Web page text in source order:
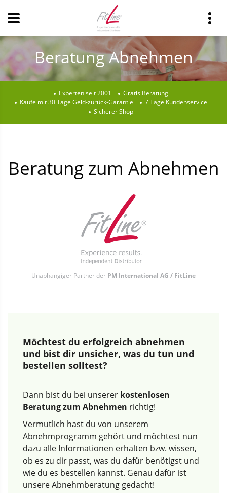
Beratung Abnehmen
Experten seit 2001
Gratis Beratung
Kaufe mit 30 Tage Geld-zurück-Garantie
7 Tage Kundenservice
Sicherer Shop
Beratung zum Abnehmen
Unabhängiger Partner der PM International AG / FitLine
Möchtest du erfolgreich abnehmen
und bist dir unsicher, was du tun und
bestellen solltest?
Dann bist du bei unserer kostenlosen
Beratung zum Abnehmen richtig!
Vermutlich hast du von unserem
Abnehmprogramm gehört und möchtest nun
dazu alle Informationen erhalten bzw. wissen,
ob es zu dir passt, was du dafür benötigst und
wie du es bestellen kannst. Genau dafür ist
unsere Abnehmberatung gedacht!